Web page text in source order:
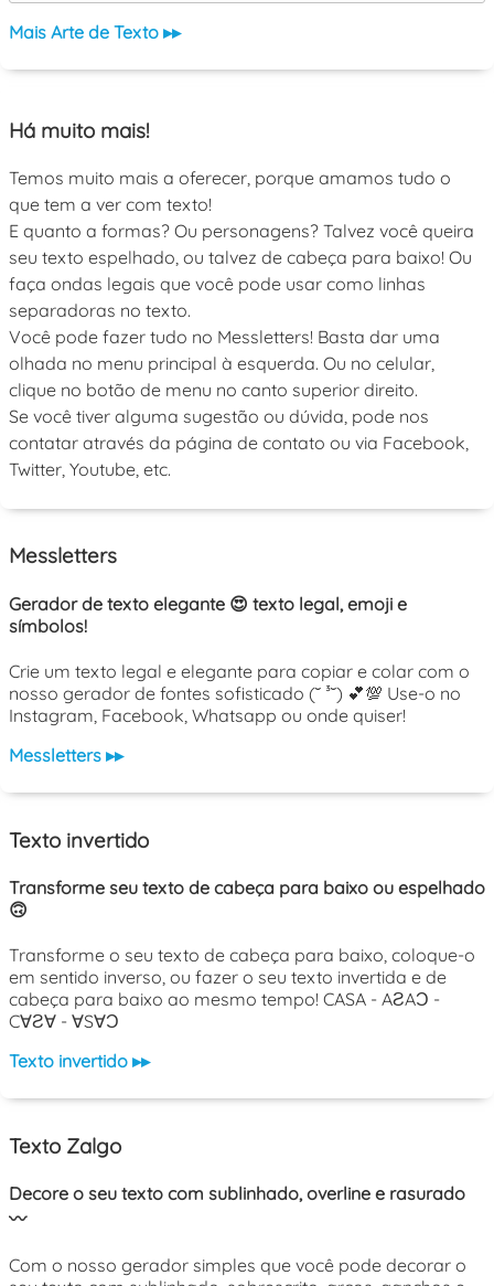
Mais Arte de Texto ▸▸
Há muito mais!
Temos muito mais a oferecer, porque amamos tudo o
que tem a ver com texto!
E quanto a formas? Ou personagens? Talvez você queira
seu texto espelhado, ou talvez de cabeça para baixo! Ou
faça ondas legais que você pode usar como linhas
separadoras no texto.
Você pode fazer tudo no Messletters! Basta dar uma
olhada no menu principal à esquerda. Ou no celular,
clique no botão de menu no canto superior direito.
Se você tiver alguma sugestão ou dúvida, pode nos
contatar através da página de contato ou via Facebook,
Twitter, Youtube, etc.
Messletters
Gerador de texto elegante 😍 texto legal, emoji e
símbolos!
Crie um texto legal e elegante para copiar e colar com o
nosso gerador de fontes sofisticado (˘ ³˘) 💕💯 Use-o no
Instagram, Facebook, Whatsapp ou onde quiser!
Messletters ▸▸
Texto invertido
Transforme seu texto de cabeça para baixo ou espelhado
🙃
Transforme o seu texto de cabeça para baixo, coloque-o
em sentido inverso, ou fazer o seu texto invertida e de
cabeça para baixo ao mesmo tempo! CASA - AƧAƆ -
C∀Ƨ∀ - ∀S∀Ɔ
Texto invertido ▸▸
Texto Zalgo
Decore o seu texto com sublinhado, overline e rasurado
〰️
Com o nosso gerador simples que você pode decorar o